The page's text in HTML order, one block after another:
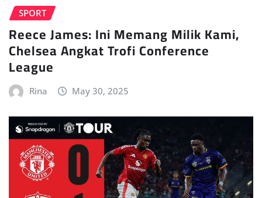
SPORT
Reece James: Ini Memang Milik Kami,
Chelsea Angkat Trofi Conference
League
Rina May 30, 2025